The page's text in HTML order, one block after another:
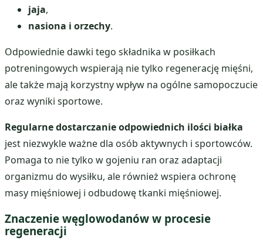
jaja,
nasiona i orzechy.
Odpowiednie dawki tego składnika w posiłkach
potreningowych wspierają nie tylko regenerację mięśni,
ale także mają korzystny wpływ na ogólne samopoczucie
oraz wyniki sportowe.
Regularne dostarczanie odpowiednich ilości białka
jest niezwykle ważne dla osób aktywnych i sportowców.
Pomaga to nie tylko w gojeniu ran oraz adaptacji
organizmu do wysiłku, ale również wspiera ochronę
masy mięśniowej i odbudowę tkanki mięśniowej.
Znaczenie węglowodanów w procesie
regeneracji